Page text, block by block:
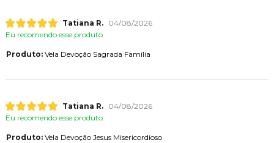
Tatiana R.
04/08/2026
Eu recomendo esse produto.
Produto:Vela Devoção Sagrada Família
Tatiana R.
04/08/2026
Eu recomendo esse produto.
Produto:Vela Devoção Jesus Misericordioso